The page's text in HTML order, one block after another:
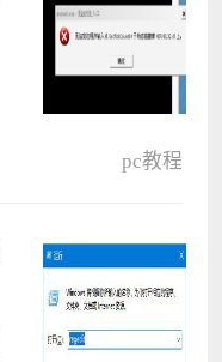
pc教程